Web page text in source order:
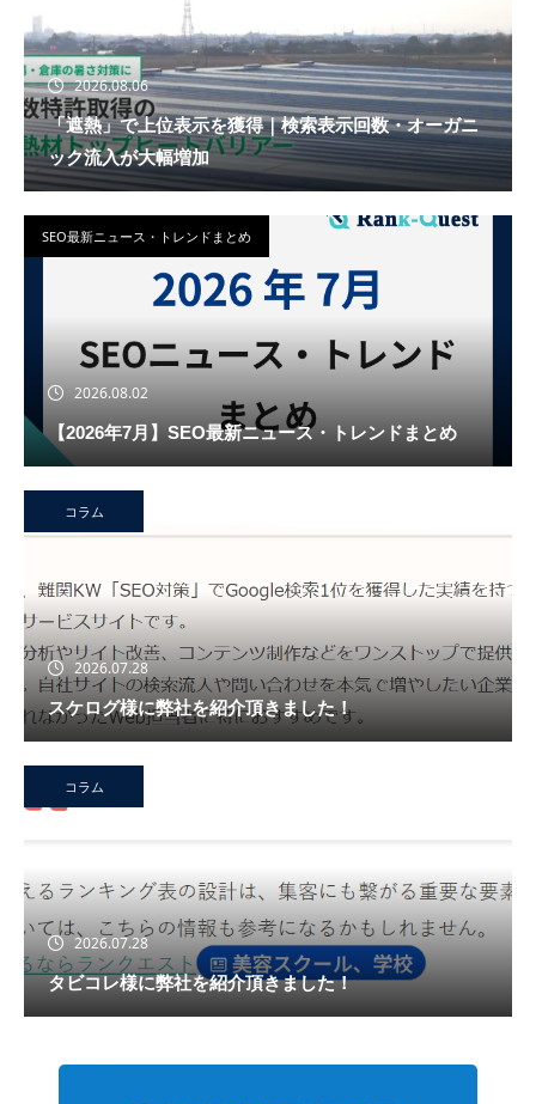
2026.08.06
「遮熱」で上位表示を獲得｜検索表示回数・オーガニ
ック流入が大幅増加
SEO最新ニュース・トレンドまとめ
2026.08.02
【2026年7月】SEO最新ニュース・トレンドまとめ
コラム
2026.07.28
スケログ様に弊社を紹介頂きました！
コラム
2026.07.28
タビコレ様に弊社を紹介頂きました！